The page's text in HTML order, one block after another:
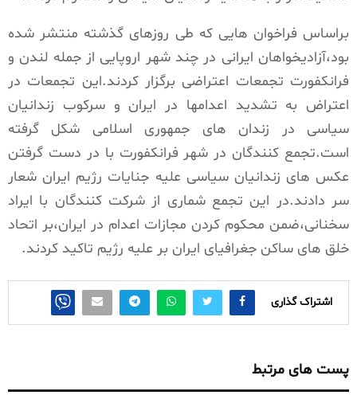
براساس فراخوان هایی که طی روزهای گذشته منتشر شده
بود،آزادیخواهان ایرانی در چند شهر اروپایی از جمله لندن و
فرانکفورت تجمعات اعتراضی برگزار کردند.این تجمعات در
اعتراض به تشدید اعدامها در ایران و سرکوب زندانیان
سیاسی در زندان های جمهوری اسلامی شکل گرفته
است.تجمع کنندگان در شهر فرانکفورت با در دست گرفتن
عکس های زندانیان سیاسی علیه جنایات رژیم ایران شعار
سر دادند.در این تجمع شماری از شرکت کنندگان با ایراد
سخنانی،ضمن محکوم کردن مجازات اعدام در ایران،بر اتحاد
خلق های ساکن جغرافیای ایران بر علیه رژیم تاکید کردند.
اشتراک گذاری
پست های مرتبط